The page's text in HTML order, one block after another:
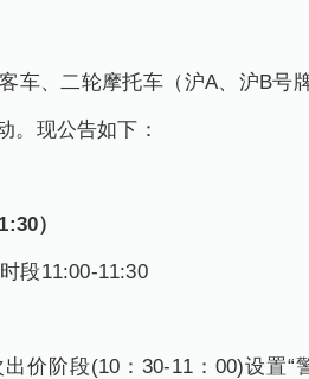
、二轮摩托车（沪A、沪B号
。现公告如下：
）
段11:00-11:30
阶段(10：30-11：00)设置“